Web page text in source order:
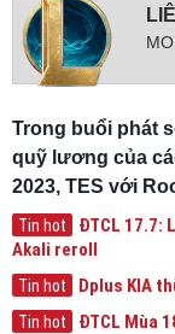
Trong buổi phát
quỹ lương của
2023, TES với
Tin hot
ĐTCL 17.7:
Akali reroll
Tin hot Dplus KIA
Tin hot
ĐTCL Mùa